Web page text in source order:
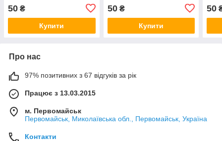
50 ₴
Купити
50₴
Купити
50
Про нас
97% позитивних з 67 відгуків за рік
Працює з 13.03.2015
м. Первомайськ
Первомайськ, Миколаївська обл., Первомайськ, Україна
Контакти